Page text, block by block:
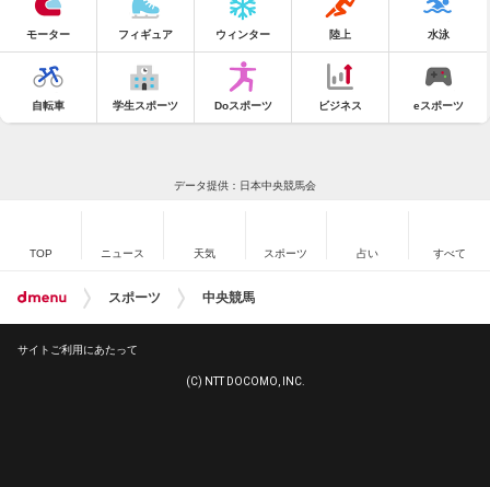
モーター フィギュア ウィンター 陸上 水泳
自転車 学生スポーツ Doスポーツ ビジネス eスポーツ
データ提供：日本中央競馬会
TOP ニュース 天気 スポーツ 占い すべて
スポーツ 中央競馬
サイトご利用にあたって
(C) NTT DOCOMO, INC.